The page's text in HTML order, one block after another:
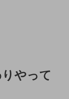
やって